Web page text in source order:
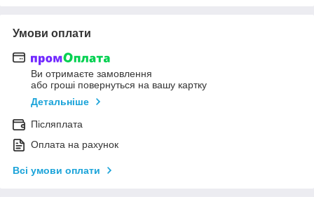
Умови оплати
Ви отримаєте замовлення
або гроші повернуться на вашу картку
Детальніше
Післяплата
Оплата на рахунок
Всі умови оплати